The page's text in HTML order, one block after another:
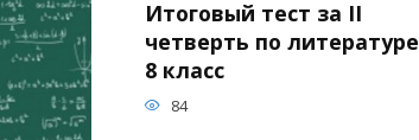
Итоговый тест за II
четверть по литературе
8 класс
84